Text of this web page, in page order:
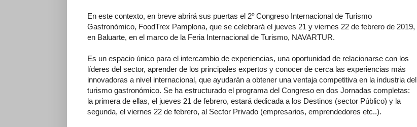
En este contexto, en breve abrirá sus puertas el 2º Congreso Internacional de Turismo
Gastronómico, FoodTrex Pamplona, que se celebrará el jueves 21 y viernes 22 de febrero de 2019,
en Baluarte, en el marco de la Feria Internacional de Turismo, NAVARTUR.
Es un espacio único para el intercambio de experiencias, una oportunidad de relacionarse con los
líderes del sector, aprender de los principales expertos y conocer de cerca las experiencias más
innovadoras a nivel internacional, que ayudarán a obtener una ventaja competitiva en la industria del
turismo gastronómico. Se ha estructurado el programa del Congreso en dos Jornadas completas:
la primera de ellas, el jueves 21 de febrero, estará dedicada a los Destinos (sector Público) y la
segunda, el viernes 22 de febrero, al Sector Privado (empresarios, emprendedores etc..).